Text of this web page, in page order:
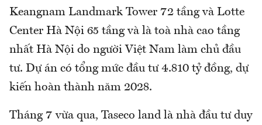
Keangnam Landmark Tower 72 tầng và Lotte
Center Hà Nội 65 tầng và là toà nhà cao tầng
nhất Hà Nội do người Việt Nam làm chủ đầu
tư. Dự án có tổng mức đầu tư 4.810 tỷ đồng, dự
kiến hoàn thành năm 2028.
Tháng 7 vừa qua, Taseco land là nhà đầu tư duy